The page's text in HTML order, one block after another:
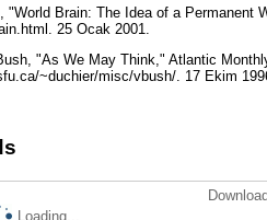
"World Brain: The Idea of a Permanent
25 Ocak 2001.
"As We May Think," Atlantic
~duchier/misc/vbush/. 17 Ekim
Loading...